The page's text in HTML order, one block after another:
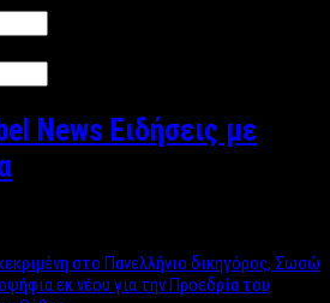
News Ειδήσεις με